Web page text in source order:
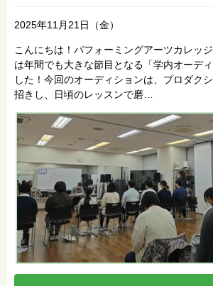
2025年11月21日（金）
こんにちは！パフォーミングアーツカレッ
は年間でも大きな節目となる「学内オーデ
した！今回のオーディションは、プロダク
招きし、日頃のレッスンで磨…